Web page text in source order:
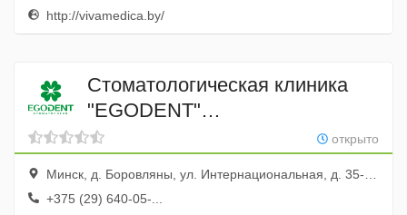
http://vivamedica.by/
Стоматологическая клиника
"EGODENT"
(Стоматологическое отделение
ООО "КассТехноСервис")
открыто
Минск, д. Боровляны, ул. Интернациональная, д. 35-127
+375 (29) 640-05-...